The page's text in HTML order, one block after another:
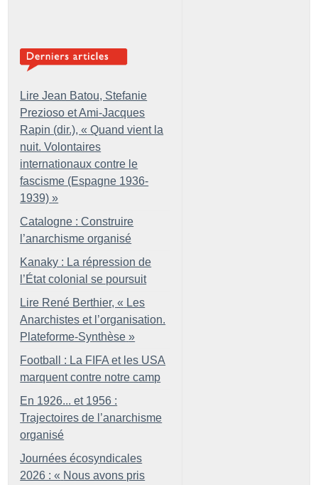
Lire Jean Batou, Stefanie
Prezioso et Ami-Jacques
Rapin (dir.), « Quand vient la
nuit. Volontaires
internationaux contre le
fascisme (Espagne 1936-
1939) »
Catalogne : Construire
l’anarchisme organisé
Kanaky : La répression de
l’État colonial se poursuit
Lire René Berthier, « Les
Anarchistes et l’organisation.
Plateforme-Synthèse »
Football : La FIFA et les USA
marquent contre notre camp
En 1926... et 1956 :
Trajectoires de l’anarchisme
organisé
Journées écosyndicales
2026 : « Nous avons pris